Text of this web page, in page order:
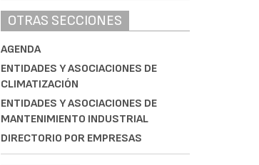
OTRAS SECCIONES
AGENDA
ENTIDADES Y ASOCIACIONES DE
CLIMATIZACIÓN
ENTIDADES Y ASOCIACIONES DE
MANTENIMIENTO INDUSTRIAL
DIRECTORIO POR EMPRESAS